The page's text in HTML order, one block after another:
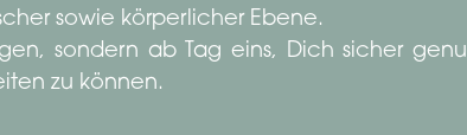
sowie körperlicher Ebene.
sondern ab Tag eins, Dich sicher
zu können.